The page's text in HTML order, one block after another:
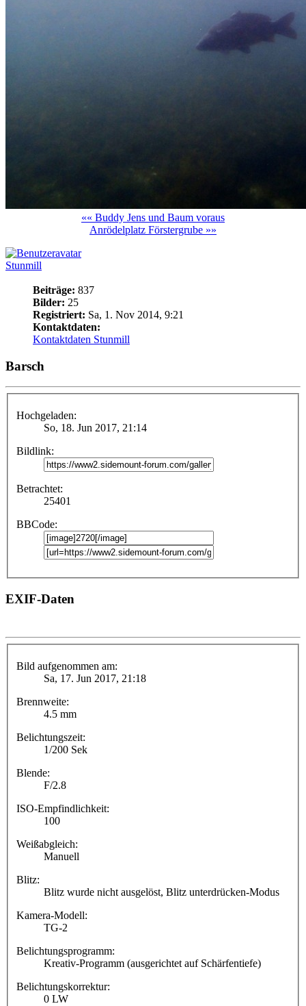
«« Buddy Jens und Baum voraus
Anrödelplatz Förstergrube »»
Stunmill
Beiträge: 837
Bilder: 25
Registriert: Sa, 1. Nov 2014, 9:21
Kontaktdaten:
Kontaktdaten Stunmill
Barsch
Hochgeladen:
So, 18. Jun 2017, 21:14
Bildlink:
Betrachtet:
25401
BBCode:
EXIF-Daten
Bild aufgenommen am:
Sa, 17. Jun 2017, 21:18
Brennweite:
4.5 mm
Belichtungszeit:
1/200 Sek
Blende:
F/2.8
ISO-Empfindlichkeit:
100
Weißabgleich:
Manuell
Blitz:
Blitz wurde nicht ausgelöst, Blitz unterdrücken-Modus
Kamera-Modell:
TG-2
Belichtungsprogramm:
Kreativ-Programm (ausgerichtet auf Schärfentiefe)
Belichtungskorrektur:
0 LW